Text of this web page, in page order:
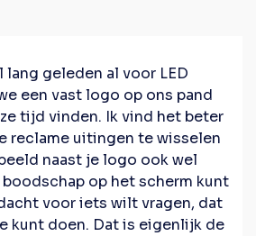
lang geleden al voor LED
een vast logo op ons pand
tijd vinden. Ik vind het beter
reclame uitingen te wisselen
naast je logo ook wel
boodschap op het scherm kunt
voor iets wilt vragen, dat
kunt doen. Dat is eigenlijk de